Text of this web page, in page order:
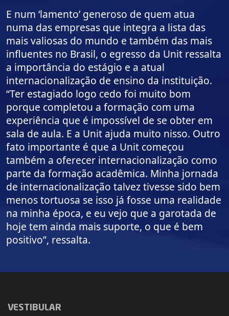
E num ‘lamento’ generoso de quem atua
numa das empresas que integra a lista das
mais valiosas do mundo e também das mais
influentes no Brasil, o egresso da Unit ressalta
a importância do estágio e a atual
internacionalização de ensino da instituição.
“Ter estagiado logo cedo foi muito bom
porque completou a formação com uma
experiência que é impossível de se obter em
sala de aula. E a Unit ajuda muito nisso. Outro
fato importante é que a Unit começou
também a oferecer internacionalização como
parte da formação acadêmica. Minha jornada
de internacionalização talvez tivesse sido bem
menos tortuosa se isso já fosse uma realidade
na minha época, e eu vejo que a garotada de
hoje tem ainda mais suporte, o que é bem
positivo”, ressalta.
VESTIBULAR